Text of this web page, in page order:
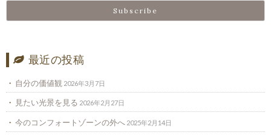
最近の投稿
自分の価値観 2026年3月7日
見たい光景を見る 2026年2月27日
今のコンフォートゾーンの外へ 2025年2月14日